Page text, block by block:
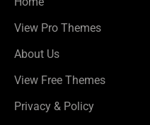
View Pro Themes
About Us
View Free Themes
Privacy & Policy